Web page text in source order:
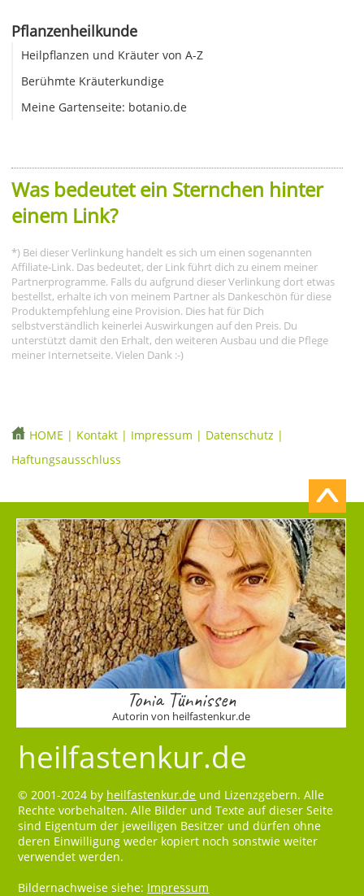
Pflanzenheilkunde
Heilpflanzen und Kräuter von A-Z
Berühmte Kräuterkundige
Meine Gartenseite: botanio.de
Was bedeutet ein Sternchen hinter
einem Link?
*) Bei dieser Verlinkung handelt es sich um einen sogenannten
Affiliate-Link. Das bedeutet, der Link führt dich zu einem meiner
Partnerprogramme. Falls du aufgrund dieser Verlinkung dort etwas
bestellst, erhalte ich von meinem Partner als Dankeschön für diese
Produktempfehlung eine Provision. Dies hat für Dich
selbstverständlich keinerlei Auswirkungen auf den Preis. Du
unterstützt damit den Erhalt, den weiteren Ausbau und die Pflege
meiner Internetseite. Vielen Dank :-)
HOME | Kontakt | Impressum | Datenschutz |
Haftungsausschluss
Tonia Tünnissen
Autorin von heilfastenkur.de
heilfastenkur.de
© 2001-2024 by heilfastenkur.de und Lizenzgebern. Alle
Rechte vorbehalten. Alle Bilder und Texte auf dieser Seite
sind Eigentum der jeweiligen Besitzer und dürfen ohne
deren Einwilligung weder kopiert noch sonstwie weiter
verwendet werden.
Bildernachweise siehe: Impressum